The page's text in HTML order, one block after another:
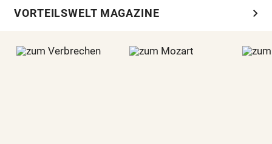
VORTEILSWELT MAGAZINE chevron_right